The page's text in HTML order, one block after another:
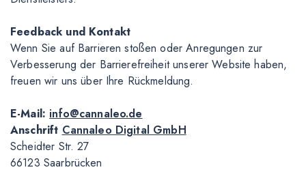
Feedback und Kontakt
Wenn Sie auf Barrieren stoßen oder Anregungen zur
Verbesserung der Barrierefreiheit unserer Website haben,
freuen wir uns über Ihre Rückmeldung.
E-Mail: info@cannaleo.de
Anschrift Cannaleo Digital GmbH
Scheidter Str. 27
66123 Saarbrücken